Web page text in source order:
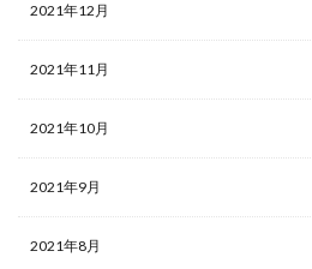
2021年12月
2021年11月
2021年10月
2021年9月
2021年8月